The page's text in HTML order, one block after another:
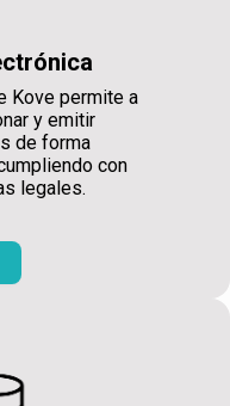
Kove permite a
y emitir
de forma
con
legales.